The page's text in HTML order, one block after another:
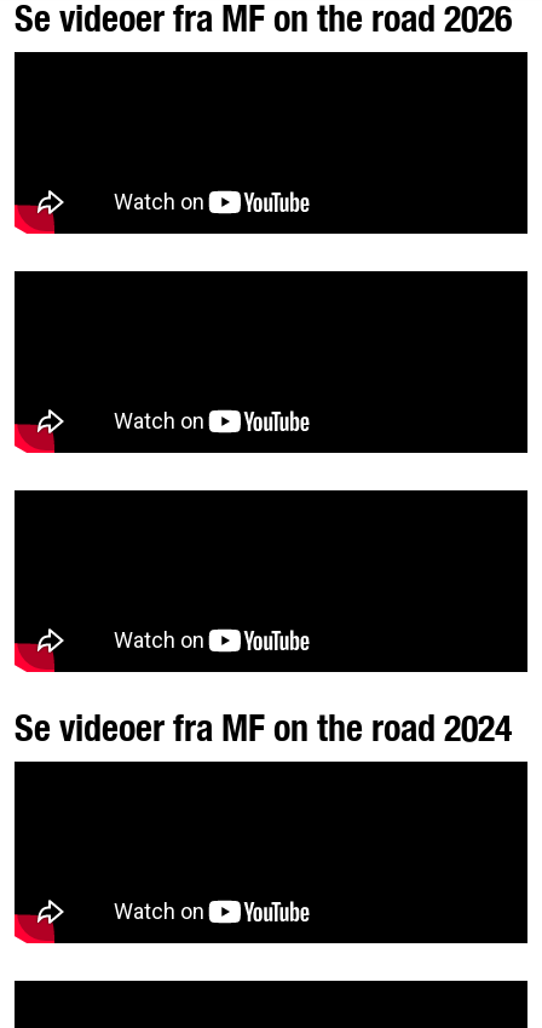
Se videoer fra MF on the road 2026
Se videoer fra MF on the road 2024